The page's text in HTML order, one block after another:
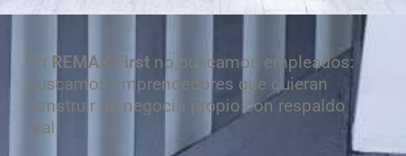
En REMAX First no buscamos empleados:
buscamos emprendedores que quieran
construir un negocio propio con respaldo
real.